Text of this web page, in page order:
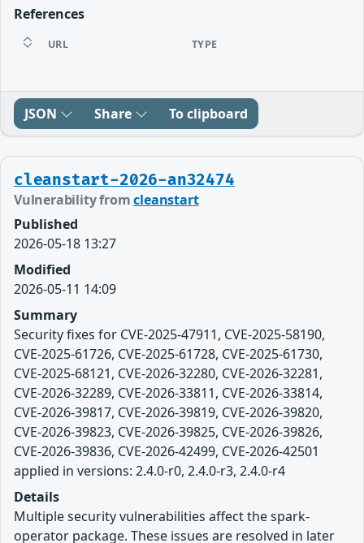
References
URL TYPE
JSON Share To clipboard
cleanstart-2026-an32474
Vulnerability fromcleanstart
Published
2026-05-18 13:27
Modified
2026-05-11 14:09
Summary
Security fixes for CVE-2025-47911, CVE-2025-58190,
CVE-2025-61726, CVE-2025-61728, CVE-2025-61730,
CVE-2025-68121, CVE-2026-32280, CVE-2026-32281,
CVE-2026-32289, CVE-2026-33811, CVE-2026-33814,
CVE-2026-39817, CVE-2026-39819, CVE-2026-39820,
CVE-2026-39823, CVE-2026-39825, CVE-2026-39826,
CVE-2026-39836, CVE-2026-42499, CVE-2026-42501
applied in versions: 2.4.0-r0, 2.4.0-r3, 2.4.0-r4
Details
Multiple security vulnerabilities affect the spark-
operator package. These issues are resolved in later